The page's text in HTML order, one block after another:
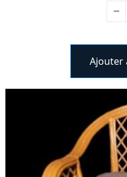
Ajouter